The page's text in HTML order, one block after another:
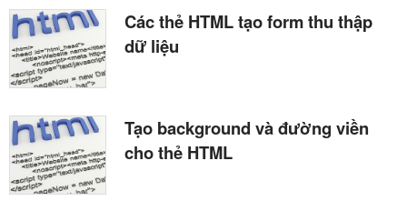
Các thẻ HTML tạo form thu thập
dữ liệu
Tạo background và đường viền
cho thẻ HTML